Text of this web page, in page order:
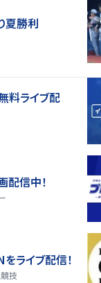
夏勝利
料ライブ配
配信中！
ライブ配信！
技